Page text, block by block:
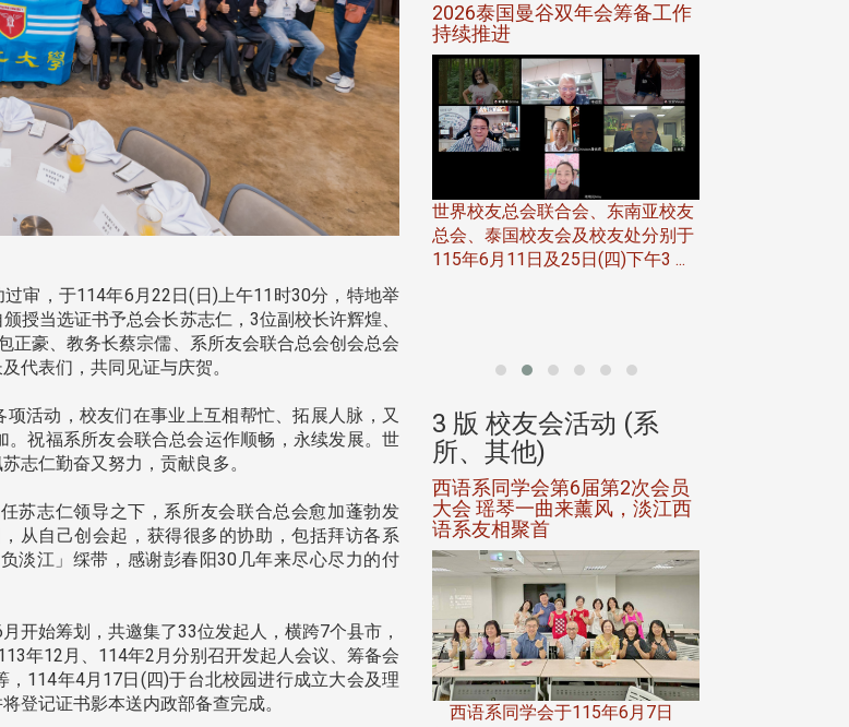
审，于114年6月22日(日)上午11时30分，特地举
授当选证书予总会长苏志仁，3位副校长许辉煌、
正豪、教务长蔡宗儒、系所友会联合总会创会总会
代表们，共同见证与庆贺。
活动，校友们在事业上互相帮忙、拓展人脉，又
祝福系所友会联合总会运作顺畅，永续发展。世
志仁勤奋又努力，贡献良多。
苏志仁领导之下，系所友会联合总会愈加蓬勃发
从自己创会起，获得很多的协助，包括拜访各系
淡江」䌽带，感谢彭春阳30几年来尽心尽力的付
开始筹划，共邀集了33位发起人，横跨7个县市，
年12月、114年2月分别召开发起人会议、筹备会
114年4月17日(四)于台北校园进行成立大会及理
登记证书影本送内政部备查完成。
召开115年年中
宗由当选116年
承办下届世界
115年6月27日(日)
）会议室召开115
2026泰国曼谷双年会筹备工作
持续推进
世界校友总会联合会、东南亚校友
总会、泰国校友会及校友处分别于
北加州校友会参加大专校联会
仲夏舞会 牛仔之夜逾500人同
欢
活动 (系
第二届第一次会员
午7时，在台北校
3 版 校友会活动 (系
所、其他)
大会 瑶琴一曲来薰风，淡江西
语系友相聚首
西语系同学会于115年6月7日
3 版 校友会活动 (系
所、其他)
第一届淡韵杯歌唱大赛完成初
赛公开抽籤 落实公平、公
正、公开竞赛精神